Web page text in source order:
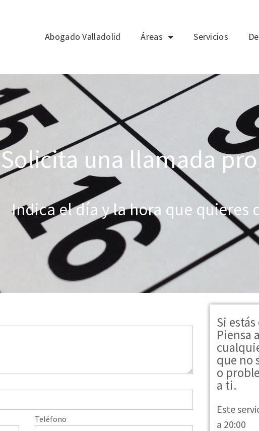
Abogado Valladolid Áreas Servicios
Solicita una llamada
Indica el día y la hora que quieres
Teléfono
Si
Piensa
que no
o
a ti.
Este
a 20:00